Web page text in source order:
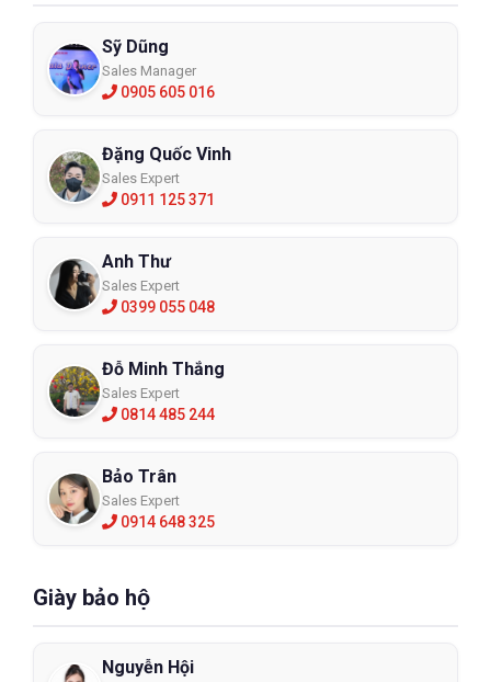
Sỹ Dũng
Sales Manager
0905 605 016
Đặng Quốc Vinh
Sales Expert
0911 125 371
Anh Thư
Sales Expert
0399 055 048
Đỗ Minh Thắng
Sales Expert
0814 485 244
Bảo Trân
Sales Expert
0914 648 325
Giày bảo hộ
Nguyễn Hội